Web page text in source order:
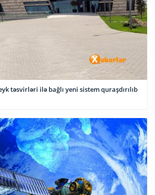
təsvirləri ilə bağlı yeni sistem quraşdırılıb